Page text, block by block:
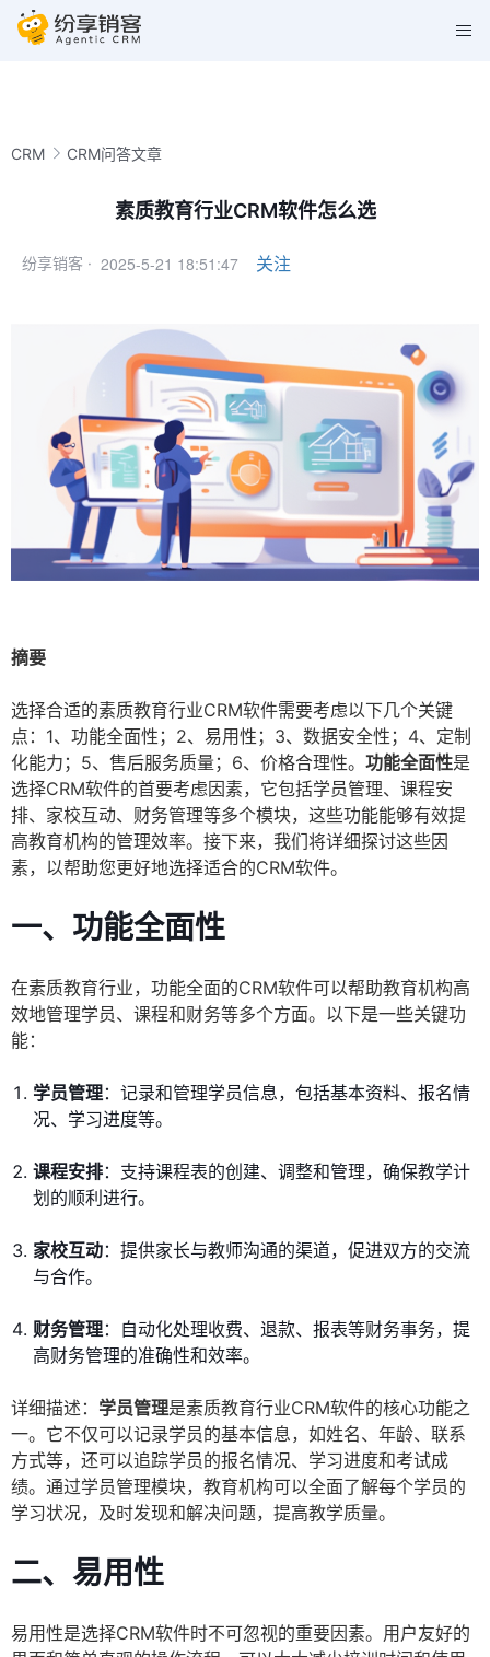
CRM CRM问答文章
素质教育行业CRM软件怎么选
纷享销客 · 2025-5-21 18:51:47 关注
摘要
选择合适的素质教育行业CRM软件需要考虑以下几个关键
点：1、功能全面性；2、易用性；3、数据安全性；4、定制
化能力；5、售后服务质量；6、价格合理性。 功能全面性是
选择CRM软件的首要考虑因素，它包括学员管理、课程安
排、家校互动、财务管理等多个模块，这些功能能够有效提
高教育机构的管理效率。接下来，我们将详细探讨这些因
素，以帮助您更好地选择适合的CRM软件。
一、功能全面性
在素质教育行业，功能全面的CRM软件可以帮助教育机构高
效地管理学员、课程和财务等多个方面。以下是一些关键功
能：
学员管理：记录和管理学员信息，包括基本资料、报名情
况、学习进度等。
课程安排：支持课程表的创建、调整和管理，确保教学计
划的顺利进行。
家校互动：提供家长与教师沟通的渠道，促进双方的交流
与合作。
财务管理：自动化处理收费、退款、报表等财务事务，提
高财务管理的准确性和效率。
详细描述： 学员管理是素质教育行业CRM软件的核心功能之
一。它不仅可以记录学员的基本信息，如姓名、年龄、联系
方式等，还可以追踪学员的报名情况、学习进度和考试成
绩。通过学员管理模块，教育机构可以全面了解每个学员的
学习状况，及时发现和解决问题，提高教学质量。
二、易用性
易用性是选择CRM软件时不可忽视的重要因素。用户友好的